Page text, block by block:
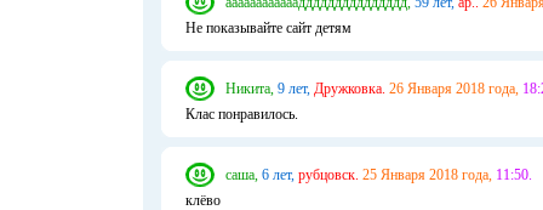
Не показывайте сайт детям
Никита, 9 лет, Дружковка. 26 Января 2018 года,
Клас понравилось.
саша, 6 лет, рубцовск. 25 Января 2018 года, 11:50.
клёво